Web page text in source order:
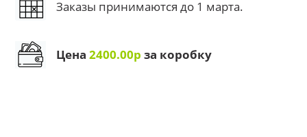
Заказы принимаются до 1 марта.
Цена2400.00р за коробку